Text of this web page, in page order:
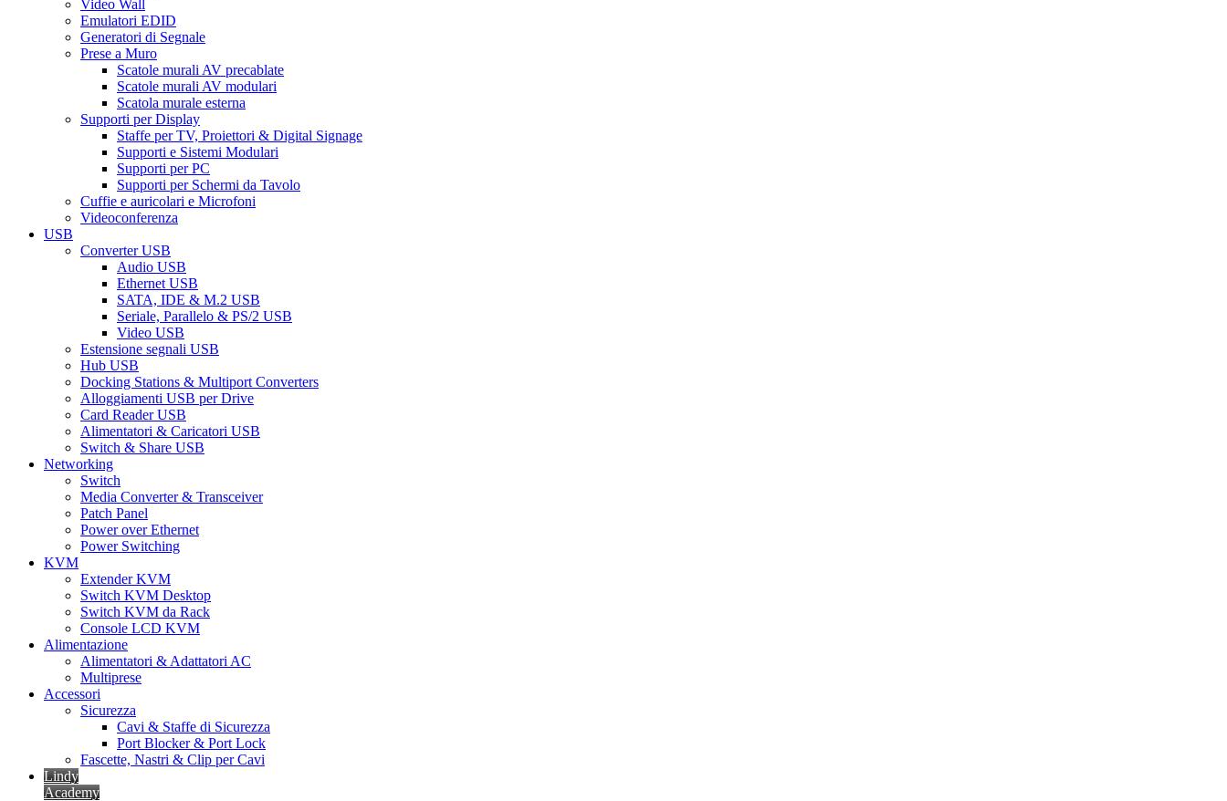
Video Wall
Emulatori EDID
Generatori di Segnale
Prese a Muro
Scatole murali AV precablate
Scatole murali AV modulari
Scatola murale esterna
Supporti per Display
Staffe per TV, Proiettori & Digital Signage
Supporti e Sistemi Modulari
Supporti per PC
Supporti per Schermi da Tavolo
Cuffie e auricolari e Microfoni
Videoconferenza
USB
Converter USB
Audio USB
Ethernet USB
SATA, IDE & M.2 USB
Seriale, Parallelo & PS/2 USB
Video USB
Estensione segnali USB
Hub USB
Docking Stations & Multiport Converters
Alloggiamenti USB per Drive
Card Reader USB
Alimentatori & Caricatori USB
Switch & Share USB
Networking
Switch
Media Converter & Transceiver
Patch Panel
Power over Ethernet
Power Switching
KVM
Extender KVM
Switch KVM Desktop
Switch KVM da Rack
Console LCD KVM
Alimentazione
Alimentatori & Adattatori AC
Multiprese
Accessori
Sicurezza
Cavi & Staffe di Sicurezza
Port Blocker & Port Lock
Fascette, Nastri & Clip per Cavi
Lindy
Academy